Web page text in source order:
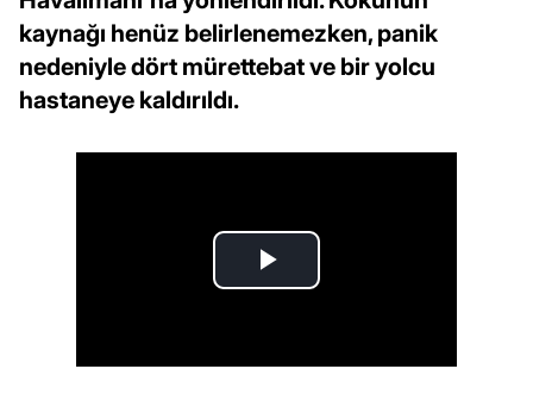
kaynağı henüz belirlenemezken, panik
nedeniyle dört mürettebat ve bir yolcu
hastaneye kaldırıldı.